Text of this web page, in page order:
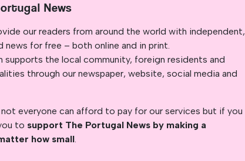
News
our readers from around the world with independent,
news for free – both online and in print.
supports the local community, foreign residents and
through our newspaper, website, social media and
everyone can afford to pay for our services but if you
to support The Portugal News by making a
how small.